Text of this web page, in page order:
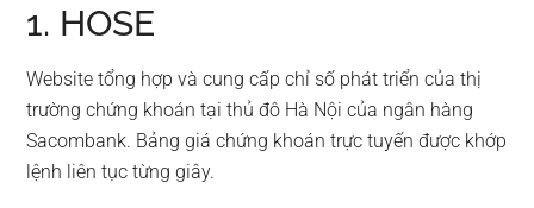
1. HOSE
Website tổng hợp và cung cấp chỉ số phát triển của thị
trường chứng khoán tại thủ đô Hà Nội của ngân hàng
Sacombank. Bảng giá chứng khoán trực tuyến được khớp
lệnh liên tục từng giây.